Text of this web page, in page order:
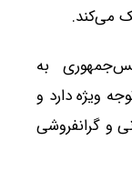
می‌کند.
به
ویژه دارد و
و گرانفروشی